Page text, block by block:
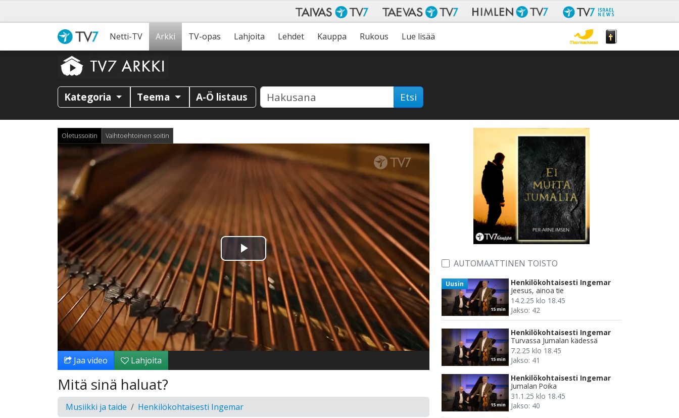
Netti-TV Arkki TV-opas Lahjoita Lehdet Kauppa Rukous Lue lisää
Kategoria Teema A-Ö listaus Etsi
Oletussoitin Vaihtoehtoinen soitin
Toista
Video
Jaa video Lahjoita
Mitä sinä haluat?
Musiikki ja taide Henkilökohtaisesti Ingemar
AUTOMAATTINEN TOISTO
15 min
Uusin
Henkilökohtaisesti Ingemar
Jeesus, ainoa tie
14.2.25 klo 18.45
Jakso: 42
15 min
Henkilökohtaisesti Ingemar
Turvassa Jumalan kädessä
7.2.25 klo 18.45
Jakso: 41
15 min
Henkilökohtaisesti Ingemar
Jumalan Poika
31.1.25 klo 18.45
Jakso: 40